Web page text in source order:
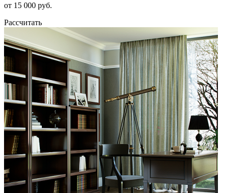
от 15 000 руб.
Рассчитать